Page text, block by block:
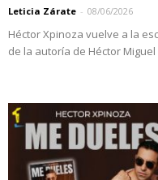
Leticia Zárate - 08/06/2026
Héctor Xpinoza vuelve a la
de la autoría de Héctor